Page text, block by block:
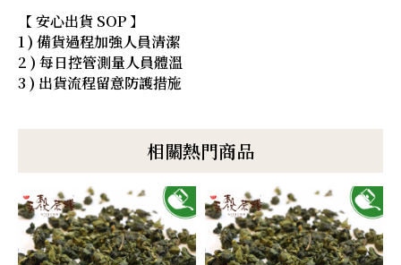
【 安心出貨 SOP 】
1 ) 備貨過程加強人員清潔
2 ) 每日控管測量人員體溫
3 ) 出貨流程留意防護措施
相關熱門商品